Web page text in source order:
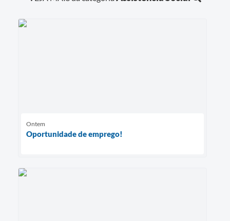
Ontem
Oportunidade de emprego!